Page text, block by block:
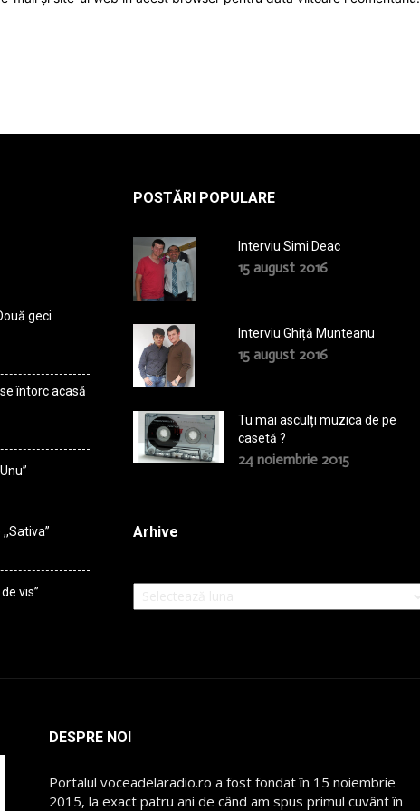
geci
întorc acasă
vis”
POSTĂRI POPULARE
Interviu Simi Deac
15 august 2016
Interviu Ghiță Munteanu
15 august 2016
Tu mai asculți muzica de pe
casetă ?
24 noiembrie 2015
Arhive
Arhive
DESPRE NOI
Portalul voceadelaradio.ro a fost fondat în 15 noiembrie
2015, la exact patru ani de când am spus primul cuvânt în